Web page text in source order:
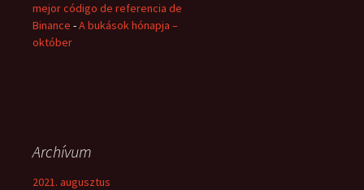
mejor código de referencia de
Binance -A bukások hónapja –
október
Archívum
2021. augusztus